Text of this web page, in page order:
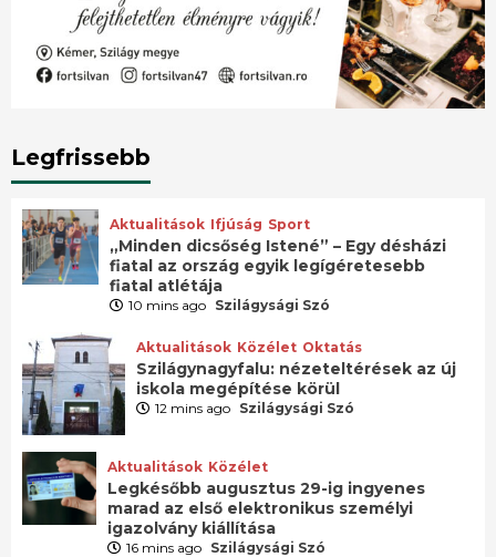
Legfrissebb
Aktualitások Ifjúság Sport
„Minden dicsőség Istené” – Egy désházi
fiatal az ország egyik legígéretesebb
fiatal atlétája
10 mins ago Szilágysági Szó
Aktualitások Közélet Oktatás
Szilágynagyfalu: nézeteltérések az új
iskola megépítése körül
12 mins ago Szilágysági Szó
Aktualitások Közélet
Legkésőbb augusztus 29-ig ingyenes
marad az első elektronikus személyi
igazolvány kiállítása
16 mins ago Szilágysági Szó